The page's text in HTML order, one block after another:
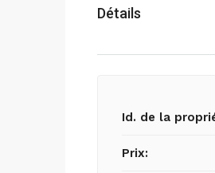
Détails
Id. de la
Prix: